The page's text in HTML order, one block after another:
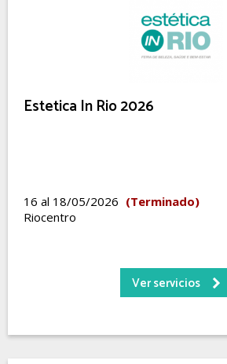
Estetica In Rio 2026
16 al 18/05/2026 (Terminado)
Riocentro
Ver servicios